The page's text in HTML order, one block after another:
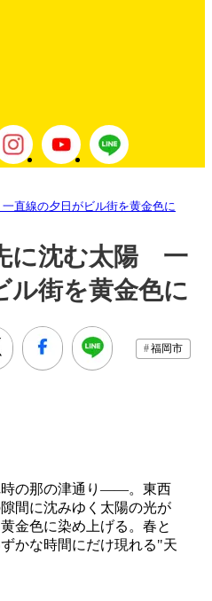
直線の夕日がビル街を黄金色に
に沈む太陽 一
ル街を黄金色に
福岡市
の那の津通り――。東西
間に沈みゆく太陽の光が
金色に染め上げる。春と
かな時間にだけ現れる"天